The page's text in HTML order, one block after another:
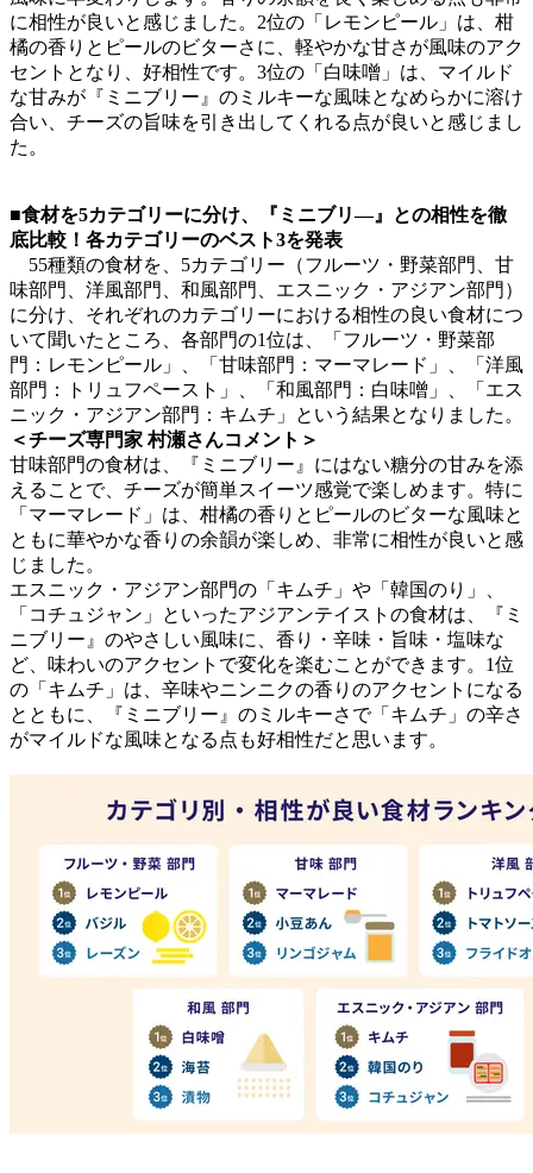
に相性が良いと感じました。2位の「レモンピール」は、柑
橘の香りとピールのビターさに、軽やかな甘さが風味のアク
セントとなり、好相性です。3位の「白味噌」は、マイルド
な甘みが『ミニブリー』のミルキーな風味となめらかに溶け
合い、チーズの旨味を引き出してくれる点が良いと感じまし
た。
■食材を5カテゴリーに分け、『ミニブリ―』との相性を徹
底比較！各カテゴリーのベスト3を発表
55種類の食材を、5カテゴリー（フルーツ・野菜部門、甘
味部門、洋風部門、和風部門、エスニック・アジアン部門）
に分け、それぞれのカテゴリーにおける相性の良い食材につ
いて聞いたところ、各部門の1位は、「フルーツ・野菜部
門：レモンピール」、「甘味部門：マーマレード」、「洋風
部門：トリュフペースト」、「和風部門：白味噌」、「エス
ニック・アジアン部門：キムチ」という結果となりました。
＜チーズ専門家 村瀬さんコメント＞
甘味部門の食材は、『ミニブリー』にはない糖分の甘みを添
えることで、チーズが簡単スイーツ感覚で楽しめます。特に
「マーマレード」は、柑橘の香りとピールのビターな風味と
ともに華やかな香りの余韻が楽しめ、非常に相性が良いと感
じました。
エスニック・アジアン部門の「キムチ」や「韓国のり」、
「コチュジャン」といったアジアンテイストの食材は、『ミ
ニブリー』のやさしい風味に、香り・辛味・旨味・塩味な
ど、味わいのアクセントで変化を楽むことができます。1位
の「キムチ」は、辛味やニンニクの香りのアクセントになる
とともに、『ミニブリー』のミルキーさで「キムチ」の辛さ
がマイルドな風味となる点も好相性だと思います。